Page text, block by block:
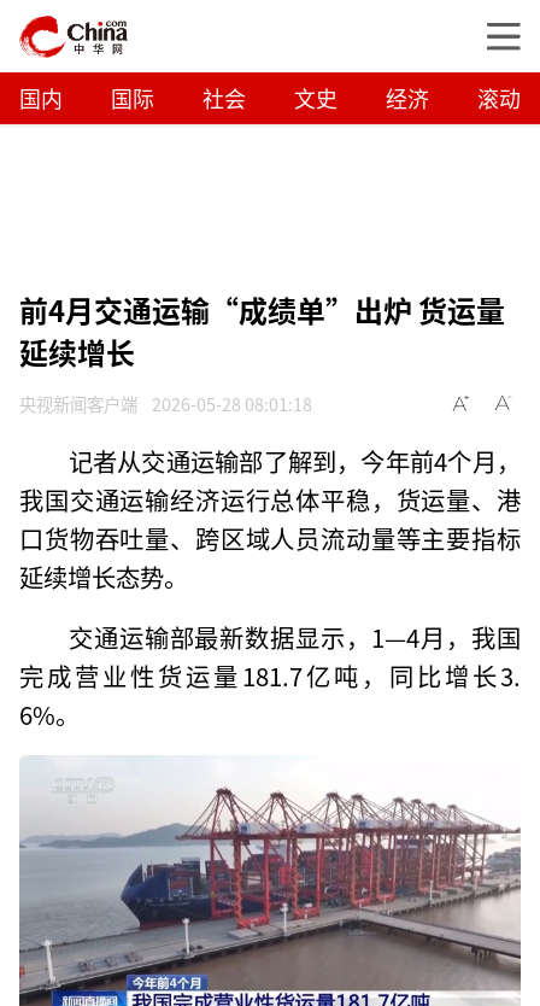
国内 国际 社会 文史 经济 滚动
前4月交通运输“成绩单”出炉 货运量
延续增长
央视新闻客户端 2026-05-28 08:01:18
记者从交通运输部了解到，今年前4个月，
我国交通运输经济运行总体平稳，货运量、港
口货物吞吐量、跨区域人员流动量等主要指标
延续增长态势。
交通运输部最新数据显示，1—4月，我国
完成营业性货运量181.7亿吨，同比增长3.
6%。